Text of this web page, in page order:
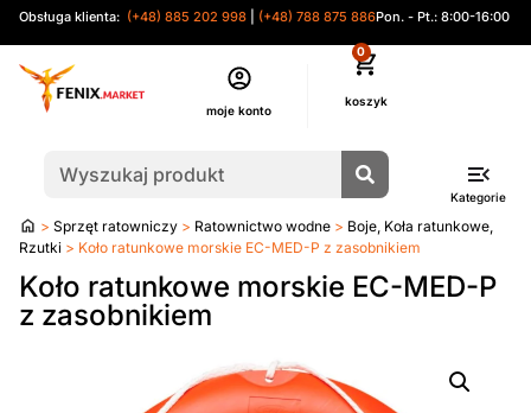
Obsługa klienta: (+48) 885 202 998 (+48) 788 875 886Pon. - Pt.: 8:00-16:00
moje konto
0
Kategorie
Strona
główna
> Sprzęt ratowniczy > Ratownictwo wodne > Boje, Koła ratunkowe,
Rzutki > Koło ratunkowe morskie EC-MED-P z zasobnikiem
Koło ratunkowe morskie EC-MED-P
z zasobnikiem